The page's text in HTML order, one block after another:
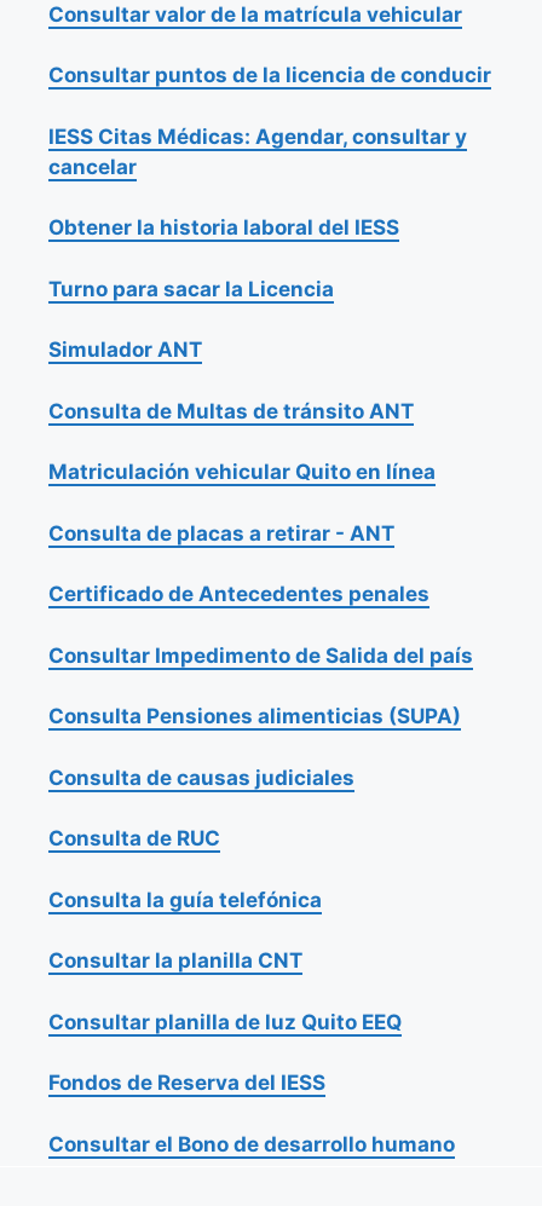
Consultar valor de la matrícula vehicular
Consultar puntos de la licencia de conducir
IESS Citas Médicas: Agendar, consultar y
cancelar
Obtener la historia laboral del IESS
Turno para sacar la Licencia
Simulador ANT
Consulta de Multas de tránsito ANT
Matriculación vehicular Quito en línea
Consulta de placas a retirar - ANT
Certificado de Antecedentes penales
Consultar Impedimento de Salida del país
Consulta Pensiones alimenticias (SUPA)
Consulta de causas judiciales
Consulta de RUC
Consulta la guía telefónica
Consultar la planilla CNT
Consultar planilla de luz Quito EEQ
Fondos de Reserva del IESS
Consultar el Bono de desarrollo humano